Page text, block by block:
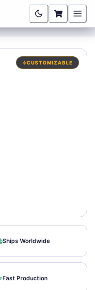
CUSTOMIZABLE
Ships Worldwide
Fast Production